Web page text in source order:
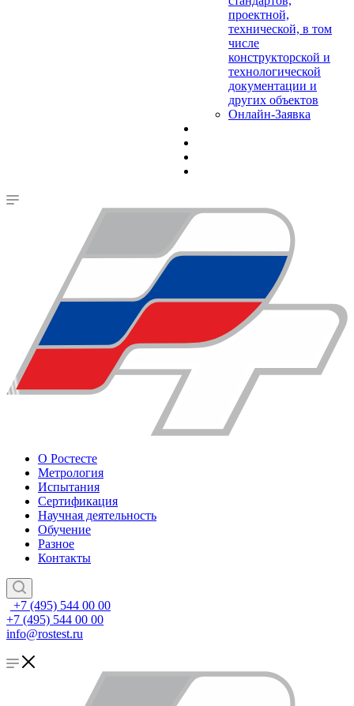
проектной,
технической, в том
числе
конструкторской и
технологической
документации и
других объектов
Онлайн-Заявка
О Ростесте
Метрология
Испытания
Сертификация
Научная деятельность
Обучение
Разное
Контакты
+7 (495) 544 00 00
+7 (495) 544 00 00
info@rostest.ru